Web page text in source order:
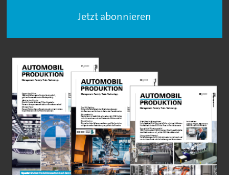
Jetzt abonnieren